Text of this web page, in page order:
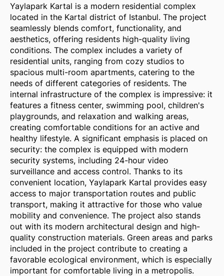
Yaylapark Kartal is a modern residential complex
located in the Kartal district of Istanbul. The project
seamlessly blends comfort, functionality, and
aesthetics, offering residents high-quality living
conditions. The complex includes a variety of
residential units, ranging from cozy studios to
spacious multi-room apartments, catering to the
needs of different categories of residents. The
internal infrastructure of the complex is impressive: it
features a fitness center, swimming pool, children's
playgrounds, and relaxation and walking areas,
creating comfortable conditions for an active and
healthy lifestyle. A significant emphasis is placed on
security: the complex is equipped with modern
security systems, including 24-hour video
surveillance and access control. Thanks to its
convenient location, Yaylapark Kartal provides easy
access to major transportation routes and public
transport, making it attractive for those who value
mobility and convenience. The project also stands
out with its modern architectural design and high-
quality construction materials. Green areas and parks
included in the project contribute to creating a
favorable ecological environment, which is especially
important for comfortable living in a metropolis.